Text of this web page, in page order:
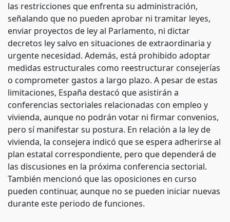
las restricciones que enfrenta su administración,
señalando que no pueden aprobar ni tramitar leyes,
enviar proyectos de ley al Parlamento, ni dictar
decretos ley salvo en situaciones de extraordinaria y
urgente necesidad. Además, está prohibido adoptar
medidas estructurales como reestructurar consejerías
o comprometer gastos a largo plazo. A pesar de estas
limitaciones, España destacó que asistirán a
conferencias sectoriales relacionadas con empleo y
vivienda, aunque no podrán votar ni firmar convenios,
pero sí manifestar su postura. En relación a la ley de
vivienda, la consejera indicó que se espera adherirse al
plan estatal correspondiente, pero que dependerá de
las discusiones en la próxima conferencia sectorial.
También mencionó que las oposiciones en curso
pueden continuar, aunque no se pueden iniciar nuevas
durante este periodo de funciones.